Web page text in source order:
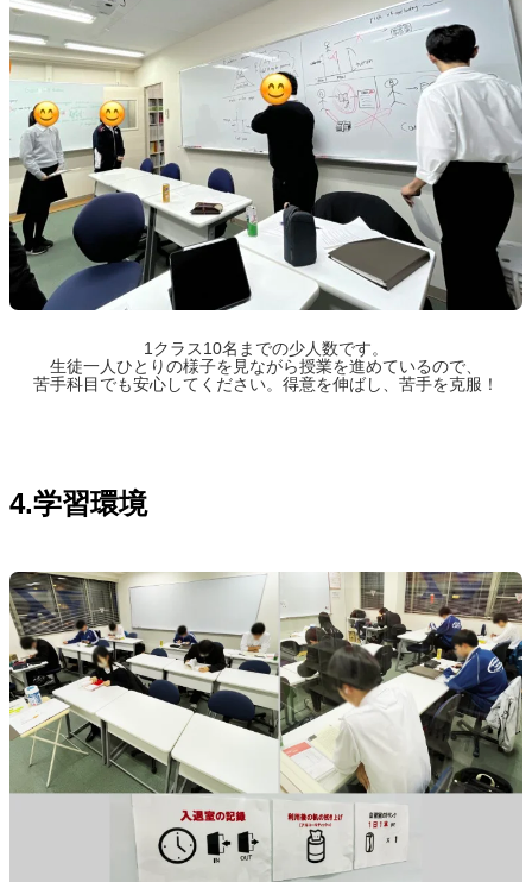
1クラス10名までの少人数です。
生徒一人ひとりの様子を見ながら授業を進めているので、
苦手科目でも安心してください。得意を伸ばし、苦手を克服！
4.学習環境